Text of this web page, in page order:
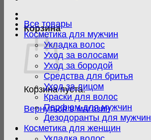
Корзина
Корзина пуста.
Вернуться в магазин
Все товары
Косметика для мужчин
Укладка волос
Уход за волосами
Уход за бородой
Средства для бритья
Уход за лицом
Краски для волос
Парфюм для мужчин
Дезодоранты для мужчин
Косметика для женщин